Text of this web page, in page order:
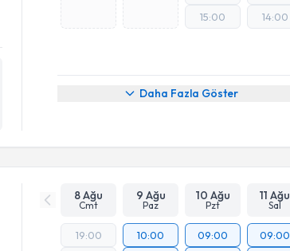
15:00
14:00
Daha Fazla Göster
8 Ağu
Cmt
9 Ağu
Paz
10 Ağu
Pzt
11 Ağu
Sal
19:00
10:00
09:00
09:00